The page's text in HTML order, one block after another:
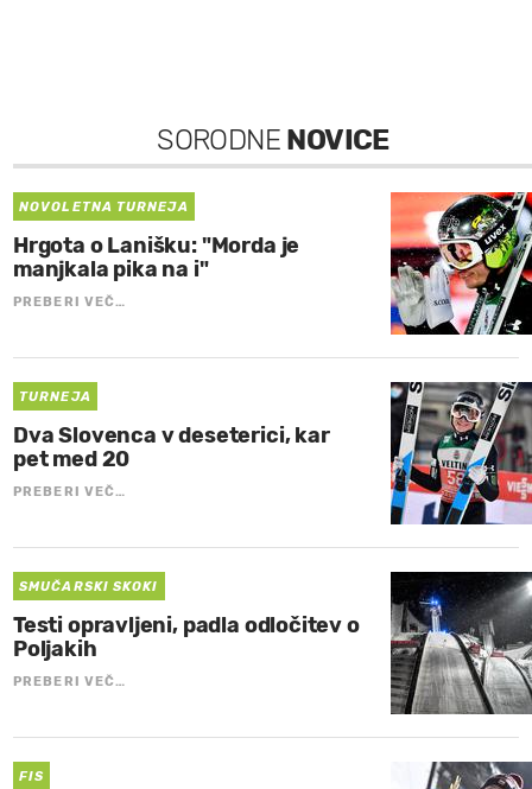
SORODNE NOVICE
NOVOLETNA TURNEJA
Hrgota o Lanišku: "Morda je
manjkala pika na i"
PREBERI VEČ…
TURNEJA
Dva Slovenca v deseterici, kar
pet med 20
PREBERI VEČ…
SMUČARSKI SKOKI
Testi opravljeni, padla odločitev o
Poljakih
PREBERI VEČ…
FIS